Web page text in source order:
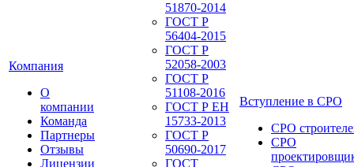
Компания
О
компании
Команда
Партнеры
Отзывы
Лицензии
51870-2014
ГОСТ Р
56404-2015
ГОСТ Р
52058-2003
ГОСТ Р
51108-2016
ГОСТ Р ЕН
15733-2013
ГОСТ Р
50690-2017
ГОСТ
Вступление в СРО
СРО
СРО